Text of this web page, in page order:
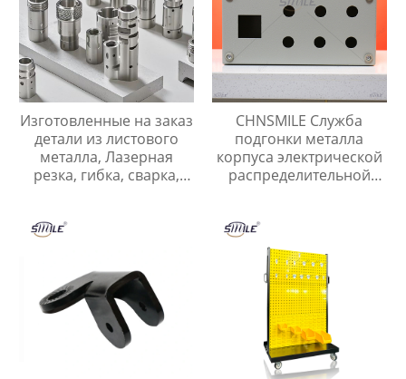
Изготовленные на заказ
детали из листового
металла, Лазерная
резка, гибка, сварка,
углеродистой стали
CHNSMILE Служба
подгонки металла
корпуса электрической
распределительной